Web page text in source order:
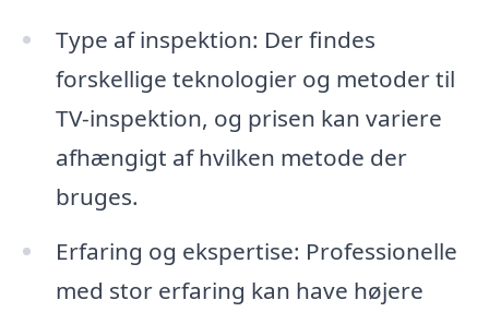
Type af inspektion: Der findes
forskellige teknologier og metoder til
TV-inspektion, og prisen kan variere
afhængigt af hvilken metode der
bruges.
Erfaring og ekspertise: Professionelle
med stor erfaring kan have højere